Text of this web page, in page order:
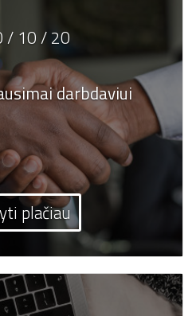
/ 10 / 20
darbdaviui
plačiau